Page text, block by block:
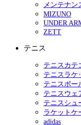
メンテナン
MIZUNO
UNDER
ZETT
テニス
テニスカテ
テニスラケ
テニスボー
テニスウェ
テニスシュ
ラケットケ
adidas